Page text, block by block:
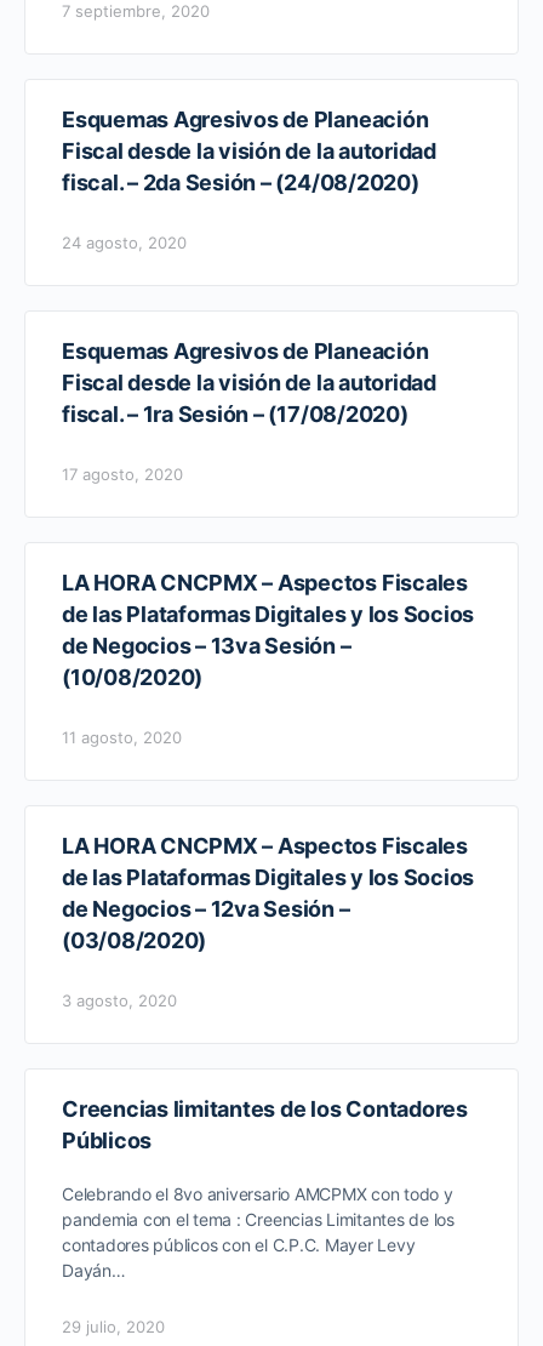
7 septiembre, 2020
Esquemas Agresivos de Planeación
Fiscal desde la visión de la autoridad
fiscal. – 2da Sesión – (24/08/2020)
24 agosto, 2020
Esquemas Agresivos de Planeación
Fiscal desde la visión de la autoridad
fiscal. – 1ra Sesión – (17/08/2020)
17 agosto, 2020
LA HORA CNCPMX – Aspectos Fiscales
de las Plataformas Digitales y los Socios
de Negocios – 13va Sesión –
(10/08/2020)
11 agosto, 2020
LA HORA CNCPMX – Aspectos Fiscales
de las Plataformas Digitales y los Socios
de Negocios – 12va Sesión –
(03/08/2020)
3 agosto, 2020
Creencias limitantes de los Contadores
Públicos
Celebrando el 8vo aniversario AMCPMX con todo y
pandemia con el tema : Creencias Limitantes de los
contadores públicos con el C.P.C. Mayer Levy
Dayán…
29 julio, 2020